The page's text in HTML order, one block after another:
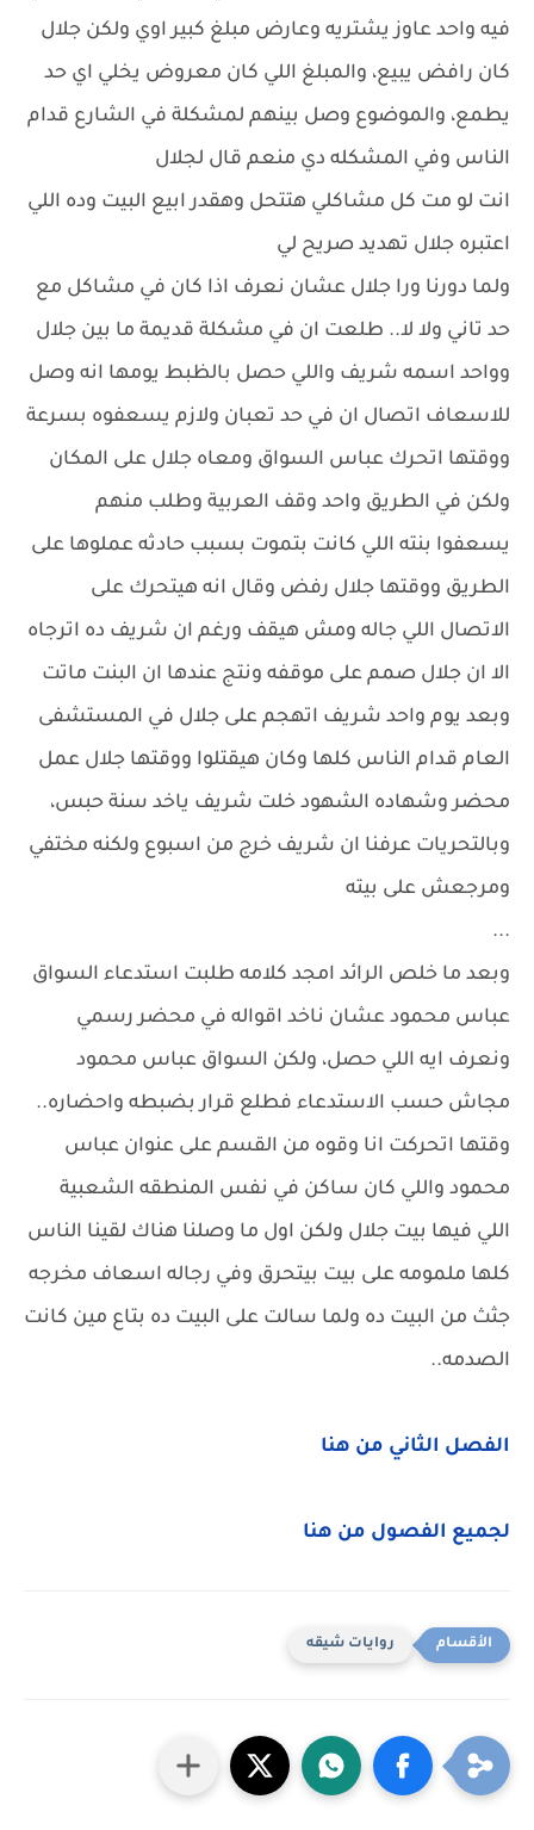
فيه واحد عاوز يشتريه وعارض مبلغ كبير اوي ولكن جلال
كان رافض يبيع، والمبلغ اللي كان معروض يخلي اي حد
يطمع، والموضوع وصل بينهم لمشكلة في الشارع قدام
الناس وفي المشكله دي منعم قال لجلال
انت لو مت كل مشاكلي هتتحل وهقدر ابيع البيت وده اللي
اعتبره جلال تهديد صريح لي
ولما دورنا ورا جلال عشان نعرف اذا كان في مشاكل مع
حد تاني ولا لا.. طلعت ان في مشكلة قديمة ما بين جلال
وواحد اسمه شريف واللي حصل بالظبط يومها انه وصل
للاسعاف اتصال ان في حد تعبان ولازم يسعفوه بسرعة
ووقتها اتحرك عباس السواق ومعاه جلال على المكان
ولكن في الطريق واحد وقف العربية وطلب منهم
يسعفوا بنته اللي كانت بتموت بسبب حادثه عملوها على
الطريق ووقتها جلال رفض وقال انه هيتحرك على
الاتصال اللي جاله ومش هيقف ورغم ان شريف ده اترجاه
الا ان جلال صمم على موقفه ونتج عندها ان البنت ماتت
وبعد يوم واحد شريف اتهجم على جلال في المستشفى
العام قدام الناس كلها وكان هيقتلوا ووقتها جلال عمل
محضر وشهاده الشهود خلت شريف ياخد سنة حبس،
وبالتحريات عرفنا ان شريف خرج من اسبوع ولكنه مختفي
ومرجعش على بيته
...
وبعد ما خلص الرائد امجد كلامه طلبت استدعاء السواق
عباس محمود عشان ناخد اقواله في محضر رسمي
ونعرف ايه اللي حصل، ولكن السواق عباس محمود
مجاش حسب الاستدعاء فطلع قرار بضبطه واحضاره..
وقتها اتحركت انا وقوه من القسم على عنوان عباس
محمود واللي كان ساكن في نفس المنطقه الشعبية
اللي فيها بيت جلال ولكن اول ما وصلنا هناك لقينا الناس
كلها ملمومه على بيت بيتحرق وفي رجاله اسعاف مخرجه
جثث من البيت ده ولما سالت على البيت ده بتاع مين كانت
الصدمه..
الفصل الثاني من هنا
لجميع الفصول من هنا
روايات شيقه